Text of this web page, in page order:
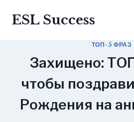
ESL Success
ТОП-5 ФРАЗ
Захищено:
чтобы
Рождения на